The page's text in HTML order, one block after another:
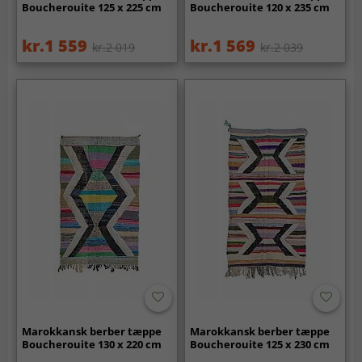
Boucherouite 125 x 225 cm
kr.1 559 kr.2 019
Boucherouite 120 x 235 cm
kr.1 569 kr.2 039
Marokkansk berber tæppe
Boucherouite 130 x 220 cm
Marokkansk berber tæppe
Boucherouite 125 x 230 cm